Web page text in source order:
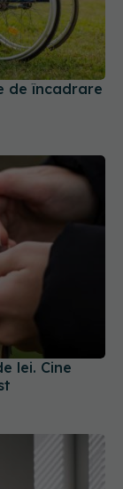
de încadrare
lei. Cine